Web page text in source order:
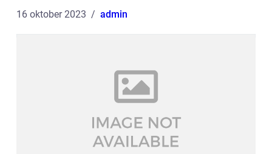
16 oktober 2023 admin